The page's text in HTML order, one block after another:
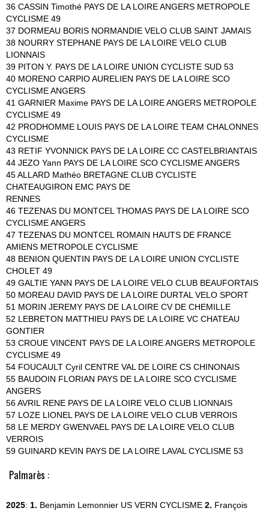
36 CASSIN Timothé PAYS DE LA LOIRE ANGERS METROPOLE
CYCLISME 49
37 DORMEAU BORIS NORMANDIE VELO CLUB SAINT JAMAIS
38 NOURRY STEPHANE PAYS DE LA LOIRE VELO CLUB
LIONNAIS
39 PITON Y. PAYS DE LA LOIRE UNION CYCLISTE SUD 53
40 MORENO CARPIO AURELIEN PAYS DE LA LOIRE SCO
CYCLISME ANGERS
41 GARNIER Maxime PAYS DE LA LOIRE ANGERS METROPOLE
CYCLISME 49
42 PRODHOMME LOUIS PAYS DE LA LOIRE TEAM CHALONNES
CYCLISME
43 RETIF YVONNICK PAYS DE LA LOIRE CC CASTELBRIANTAIS
44 JEZO Yann PAYS DE LA LOIRE SCO CYCLISME ANGERS
45 ALLARD Mathéo BRETAGNE CLUB CYCLISTE
CHATEAUGIRON EMC PAYS DE
RENNES
46 TEZENAS DU MONTCEL THOMAS PAYS DE LA LOIRE SCO
CYCLISME ANGERS
47 TEZENAS DU MONTCEL ROMAIN HAUTS DE FRANCE
AMIENS METROPOLE CYCLISME
48 BENION QUENTIN PAYS DE LA LOIRE UNION CYCLISTE
CHOLET 49
49 GALTIE YANN PAYS DE LA LOIRE VELO CLUB BEAUFORTAIS
50 MOREAU DAVID PAYS DE LA LOIRE DURTAL VELO SPORT
51 MORIN JEREMY PAYS DE LA LOIRE CV DE CHEMILLE
52 LEBRETON MATTHIEU PAYS DE LA LOIRE VC CHATEAU
GONTIER
53 CROUE VINCENT PAYS DE LA LOIRE ANGERS METROPOLE
CYCLISME 49
54 FOUCAULT Cyril CENTRE VAL DE LOIRE CS CHINONAIS
55 BAUDOIN FLORIAN PAYS DE LA LOIRE SCO CYCLISME
ANGERS
56 AVRIL RENE PAYS DE LA LOIRE VELO CLUB LIONNAIS
57 LOZE LIONEL PAYS DE LA LOIRE VELO CLUB VERROIS
58 LE MERDY GWENVAEL PAYS DE LA LOIRE VELO CLUB
VERROIS
59 GUINARD KEVIN PAYS DE LA LOIRE LAVAL CYCLISME 53
Palmarès :
2025: 1. Benjamin Lemonnier US VERN CYCLISME 2. François